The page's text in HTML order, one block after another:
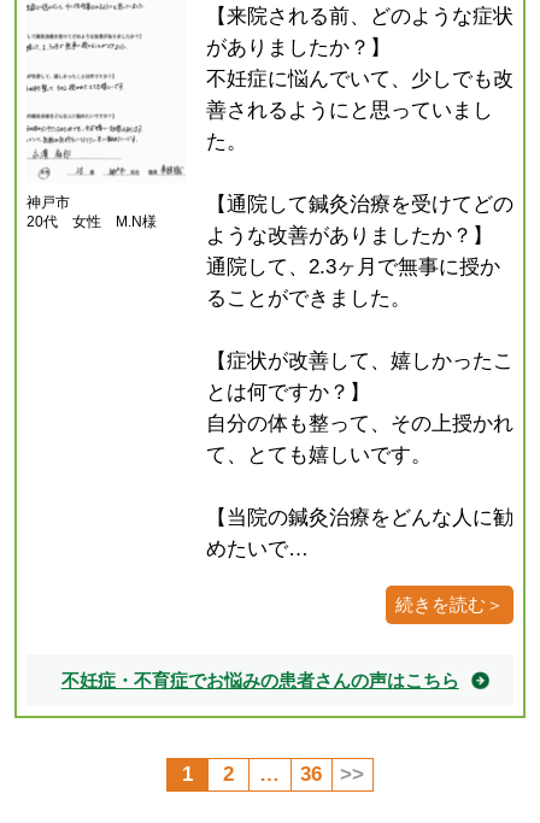
神戸市
20代 女性 M.N様
【来院される前、どのような症状
がありましたか？】
不妊症に悩んでいて、少しでも改
善されるようにと思っていまし
た。
【通院して鍼灸治療を受けてどの
ような改善がありましたか？】
通院して、2.3ヶ月で無事に授か
ることができました。
【症状が改善して、嬉しかったこ
とは何ですか？】
自分の体も整って、その上授かれ
て、とても嬉しいです。
【当院の鍼灸治療をどんな人に勧
めたいで…
続きを読む＞
不妊症・不育症でお悩みの患者さんの声はこちら
1 2 … 36 >>